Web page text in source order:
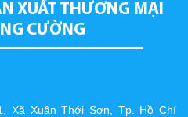
XUẤT THƯƠNG MẠI
CƯỜNG
Xã Xuân Thới Sơn, Tp. Hồ Chí